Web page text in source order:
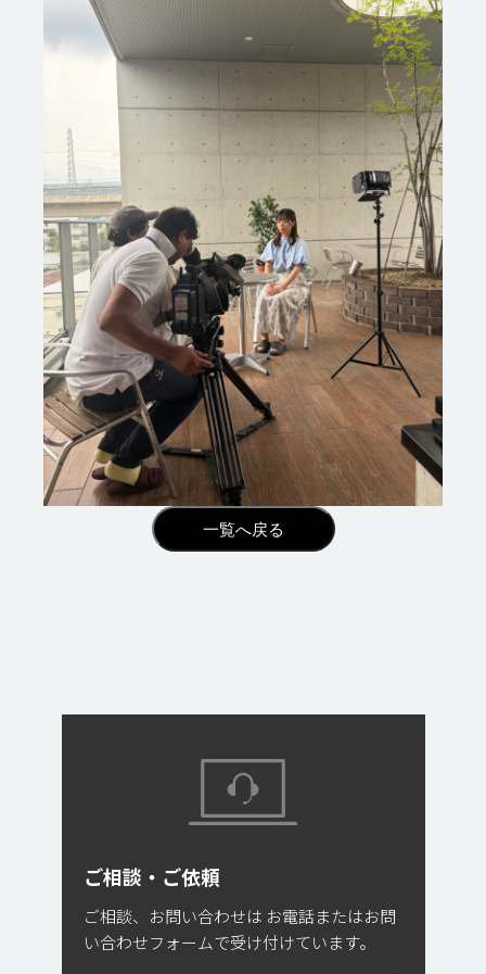
ご相談・ご依頼
ご相談、お問い合わせは お電話またはお問
い合わせフォームで受け付けています。